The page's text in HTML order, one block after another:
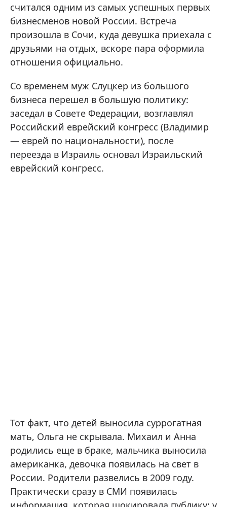
считался одним из самых успешных первых
бизнесменов новой России. Встреча
произошла в Сочи, куда девушка приехала с
друзьями на отдых, вскоре пара оформила
отношения официально.
Со временем муж Слуцкер из большого
бизнеса перешел в большую политику:
заседал в Совете Федерации, возглавлял
Российский еврейский конгресс (Владимир
— еврей по национальности), после
переезда в Израиль основал Израильский
еврейский конгресс.
Тот факт, что детей выносила суррогатная
мать, Ольга не скрывала. Михаил и Анна
родились еще в браке, мальчика выносила
американка, девочка появилась на свет в
России. Родители развелись в 2009 году.
Практически сразу в СМИ появилась